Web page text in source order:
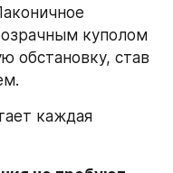
куполом
обстановку, став
каждая